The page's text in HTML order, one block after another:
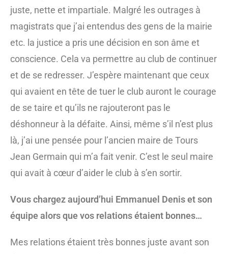
juste, nette et impartiale. Malgré les outrages à
magistrats que j’ai entendus des gens de la mairie
etc. la justice a pris une décision en son âme et
conscience. Cela va permettre au club de continuer
et de se redresser. J’espère maintenant que ceux
qui avaient en tête de tuer le club auront le courage
de se taire et qu’ils ne rajouteront pas le
déshonneur à la défaite. Ainsi, même s’il n’est plus
là, j’ai une pensée pour l’ancien maire de Tours
Jean Germain qui m’a fait venir. C’est le seul maire
qui avait à cœur d’aider le club à s’en sortir.
Vous chargez aujourd’hui Emmanuel Denis et son
équipe alors que vos relations étaient bonnes…
Mes relations étaient très bonnes juste avant son